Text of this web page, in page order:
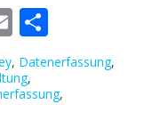
E
m
ai
l
ei
le
n
, Datenerfassung,
,
,